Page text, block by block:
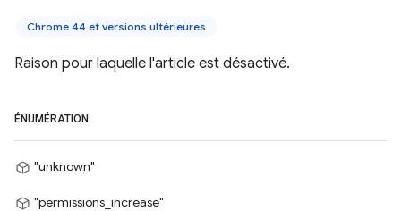
Chrome 44 et versions ultérieures
Raison pour laquelle l'article est désactivé.
ÉNUMÉRATION
"unknown"
"permissions_increase"